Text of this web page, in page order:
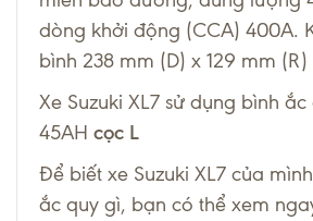
dòng khởi động (CCA) 400A.
bình 238 mm (D) x 129 mm
Xe Suzuki XL7 sử dụng bình ắc
45AH cọc L
Để biết xe Suzuki XL7 của
ắc quy gì, bạn có thể xem